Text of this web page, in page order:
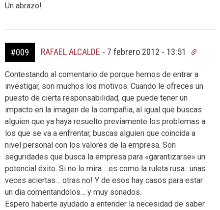
Un abrazo!
#009 RAFAEL ALCALDE - 7 febrero 2012 - 13:51
Contestando al comentario de porque hemos de entrar a
investigar, son muchos los motivos. Cuando le ofreces un
puesto de cierta responsabilidad, que puede tener un
impacto en la imagen de la compañia, al igual que buscas
alguien que ya haya resuelto previamente los problemas a
los que se va a enfrentar, buscas alguien que coincida a
nivel personal con los valores de la empresa. Son
seguridades que busca la empresa para «garantizarse» un
potencial éxito. Si no lo mira… es como la ruleta rusa.. unas
veces aciertas… otras no! Y de esos hay casos para estar
un dia comentandolos… y muy sonados.
Espero haberte ayudado a entender la necesidad de saber